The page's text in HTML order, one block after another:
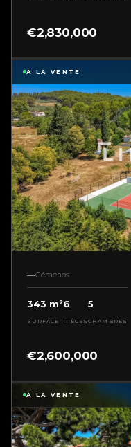
€2,830,000
À LA VENTE
Gémenos
343 m²
SURFACE
6
PIÈCES
5
CHAMBRES
€2,600,000
À LA VENTE